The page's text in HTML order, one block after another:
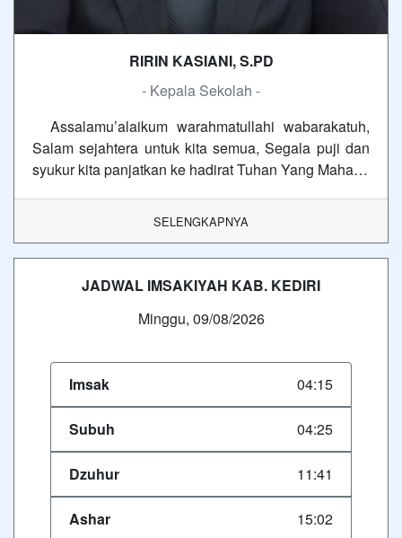
RIRIN KASIANI, S.PD
- Kepala Sekolah -
Assalamu’alaikum warahmatullahi wabarakatuh,
Salam sejahtera untuk kita semua, Segala puji dan
syukur kita panjatkan ke hadirat Tuhan Yang Maha…
SELENGKAPNYA
JADWAL IMSAKIYAH KAB. KEDIRI
Minggu, 09/08/2026
Imsak 04:15
Subuh 04:25
Dzuhur 11:41
Ashar 15:02